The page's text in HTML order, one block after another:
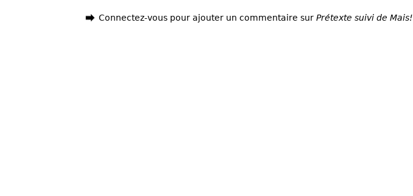
Connectez-vous pour ajouter un commentaire sur Prétexte suivi de Mais!